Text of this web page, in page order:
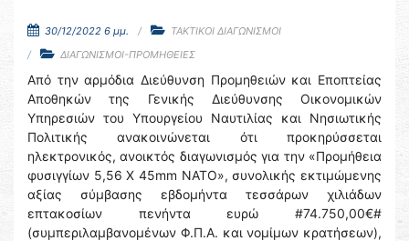
30/12/2022 6 μμ.
ΤΑΚΤΙΚΟΙ ΔΙΑΓΩΝΙΣΜΟΙ
ΔΙΑΓΩΝΙΣΜΟΙ-ΠΡΟΜΗΘΕΙΕΣ
Από την αρμόδια Διεύθυνση Προμηθειών και Εποπτείας
Αποθηκών της Γενικής Διεύθυνσης Οικονομικών
Υπηρεσιών του Υπουργείου Ναυτιλίας και Νησιωτικής
Πολιτικής ανακοινώνεται ότι προκηρύσσεται
ηλεκτρονικός, ανοικτός διαγωνισμός για την «Προμήθεια
φυσιγγίων 5,56 Χ 45mm NATO», συνολικής εκτιμώμενης
αξίας σύμβασης εβδομήντα τεσσάρων χιλιάδων
επτακοσίων πενήντα ευρώ #74.750,00€#
(συμπεριλαμβανομένων Φ.Π.Α. και νομίμων κρατήσεων),